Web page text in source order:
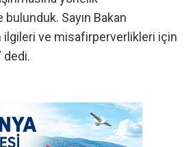
Sayın Bakan
ilgileri ve misafirperverlikleri için
dedi.